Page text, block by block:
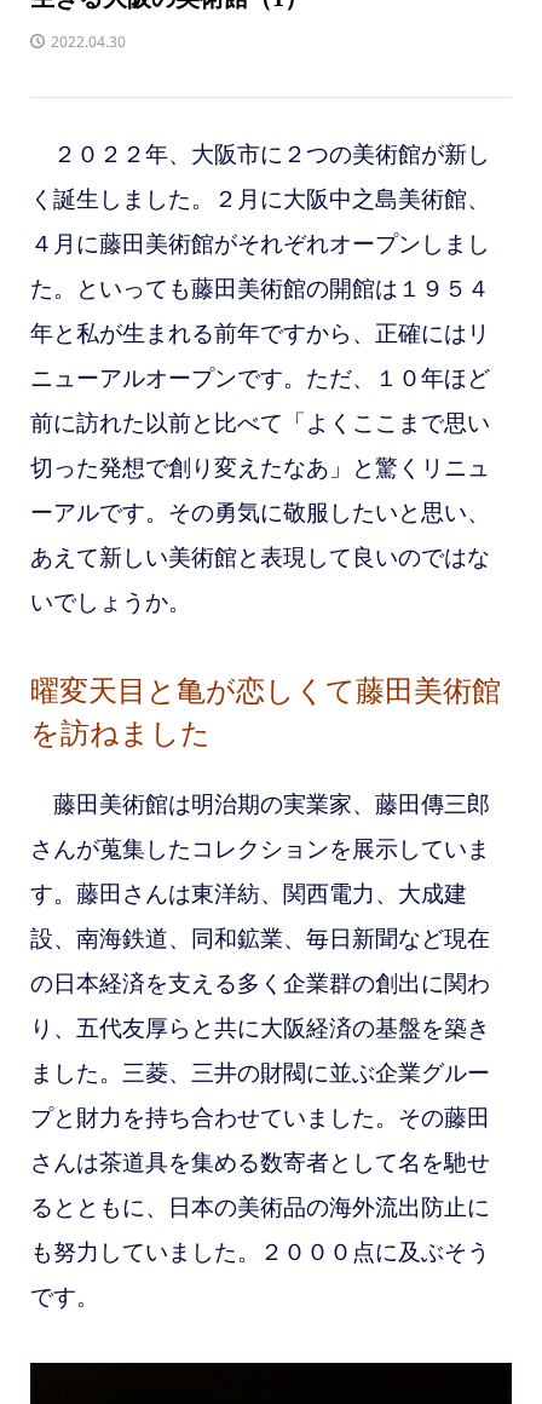
2022.04.30
２０２２年、大阪市に２つの美術館が新し
く誕生しました。２月に大阪中之島美術館、
４月に藤田美術館がそれぞれオープンしまし
た。
といっても藤田美術館の開館は１９５４
年と私が生まれる前年ですから、正確にはリ
ニューアルオープンです。ただ、１０年ほど
前に訪れた以前と比べて「よくここまで思い
切った発想で創り変えたなあ」と驚くリニュ
ーアルです。その勇気に敬服したいと思い、
あえて新しい美術館と表現して良いのではな
いでしょうか。
曜変天目と亀が恋しくて藤田美術館
を訪ねました
藤田美術館は明治期の実業家、藤田傳三郎
さんが蒐集したコレクションを展示していま
す。藤田さんは東洋紡、関西電力、大成建
設、南海鉄道、同和鉱業、毎日新聞など現在
の日本経済を支える多く企業群の創出に関わ
り、五代友厚らと共に大阪経済の基盤を築き
ました。三菱、三井の財閥に並ぶ企業グルー
プと財力を持ち合わせていました。その藤田
さんは茶道具を集める数寄者として名を馳せ
るとともに、日本の美術品の海外流出防止に
も努力していました。２０００点に及ぶそう
です。